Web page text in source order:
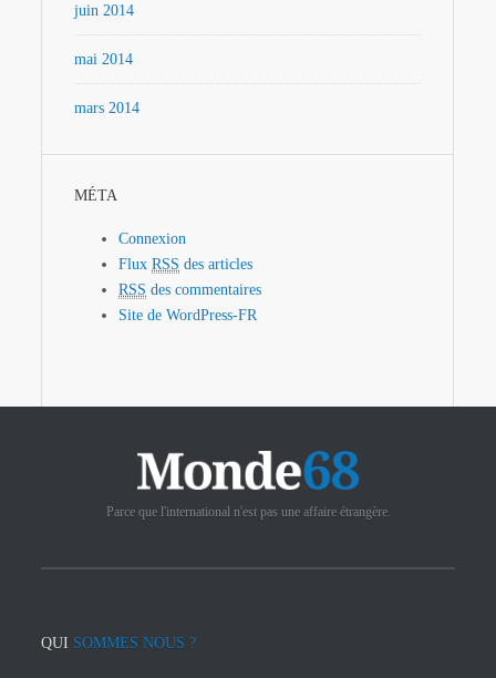
juin 2014
mai 2014
mars 2014
MÉTA
Connexion
FluxRSS des articles
RSS des commentaires
Site de WordPress-FR
Parce que l'international n'est pas une affaire étrangère.
QUI SOMMES NOUS ?